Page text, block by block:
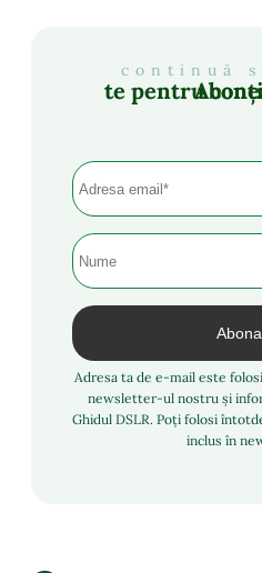
continuă
Abonează-te
Adresa ta de e-mail este
newsletter-ul nostru și
Ghidul DSLR. Poți folosi
inclus în